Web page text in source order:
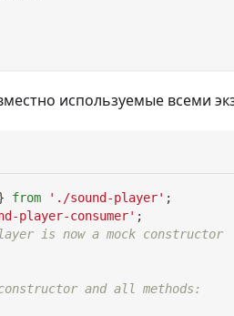
используемые всеми
from './sound-player' ;
player-consumer' ;
is now a mock constructor
and all methods: